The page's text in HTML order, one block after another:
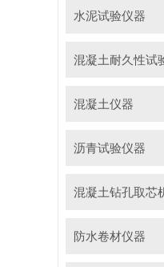
水泥试验仪器
混凝土耐久性试
混凝土仪器
沥青试验仪器
混凝土钻孔取芯
防水卷材仪器